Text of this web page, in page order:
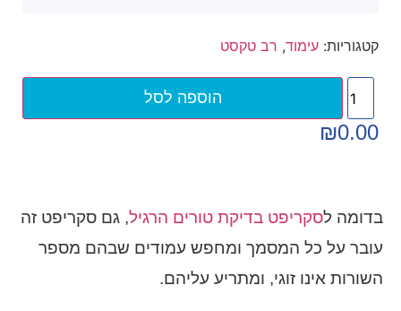
קטגוריות: עימוד, רב טקסט
הוספה לסל
₪0.00
בדומה לסקריפט בדיקת טורים הרגיל, גם סקריפט זה
עובר על כל המסמך ומחפש עמודים שבהם מספר
השורות אינו זוגי, ומתריע עליהם.